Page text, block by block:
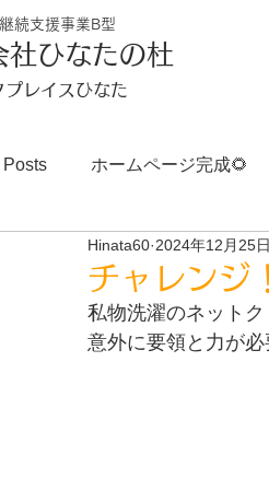
続支援事業B型
社ひなたの杜
プレイスひなた
ホームページ完成🌻
チャレンジ
Hinata60 2024年12月25
私物洗濯のネット
意外に要領と力が